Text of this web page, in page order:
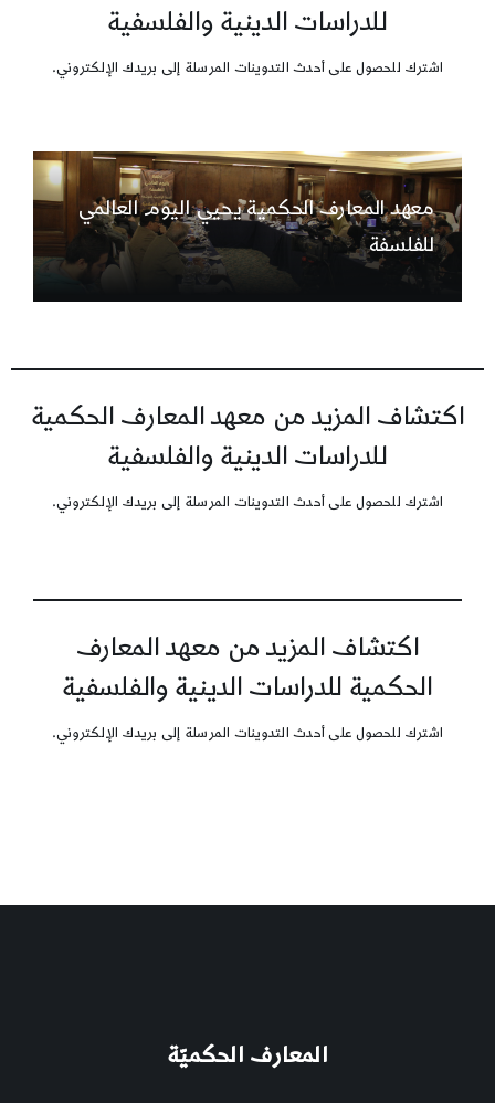
للدراسات الدينية والفلسفية
اشترك للحصول على أحدث التدوينات المرسلة إلى بريدك الإلكتروني.
معهد المعارف الحكمية يحيي اليوم العالمي
للفلسفة
اكتشاف المزيد من معهد المعارف الحكمية
للدراسات الدينية والفلسفية
اشترك للحصول على أحدث التدوينات المرسلة إلى بريدك الإلكتروني.
اكتشاف المزيد من معهد المعارف
الحكمية للدراسات الدينية والفلسفية
اشترك للحصول على أحدث التدوينات المرسلة إلى بريدك الإلكتروني.
المعارف الحكميّة